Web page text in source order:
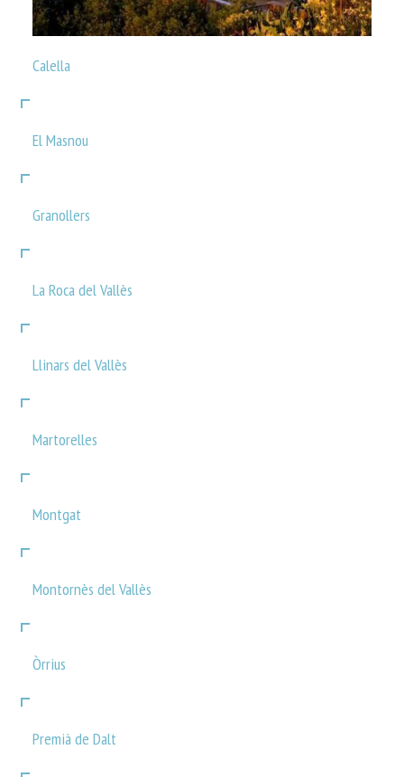
Calella
El Masnou
Granollers
La Roca del Vallès
Llinars del Vallès
Martorelles
Montgat
Montornès del Vallès
Òrrius
Premià de Dalt